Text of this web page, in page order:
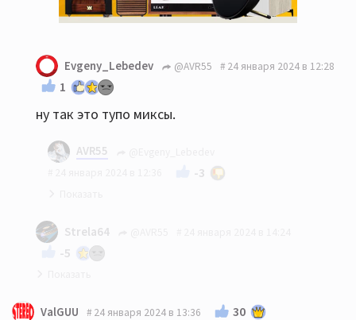
Evgeny_Lebedev @AVR55 24 января 2024 в 12:28
1
ну так это тупо миксы.
AVR55
-3
и?
Strela64
-5
На просторах интернета много чего есть ))
ValGUU 24 января 2024 в 13:36 30